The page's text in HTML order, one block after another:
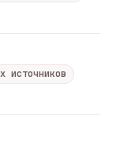
источников